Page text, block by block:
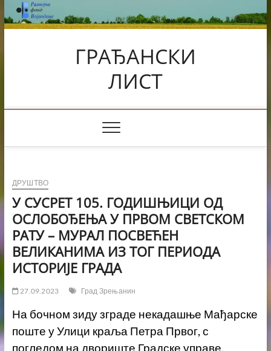
Skip
to
content
ГРАЂАНСКИ
ЛИСТ
ДРУШТВО
У СУСРЕТ 105. ГОДИШЊИЦИ ОД
ОСЛОБОЂЕЊА У ПРВОМ СВЕТСКОМ
РАТУ – МУРАЛ ПОСВЕЋЕН
ВЕЛИКАНИМА ИЗ ТОГ ПЕРИОДА
ИСТОРИЈЕ ГРАДА
27.09.2023 Град Зрењанин
На бочном зиду зграде некадашње Мађарске
поште у Улици краља Петра Првог, с
погледом на двориште Градске управе,